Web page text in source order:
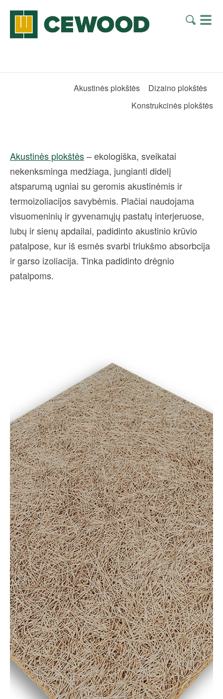
Akustinės plokštės
Dizaino plokštės
Konstrukcinės plokštės
Akustinės plokštės– ekologiška, sveikatai
nekenksminga medžiaga, jungianti didelį
atsparumą ugniai su geromis akustinėmis ir
termoizoliacijos savybėmis. Plačiai naudojama
visuomeninių ir gyvenamųjų pastatų interjeruose,
lubų ir sienų apdailai, padidinto akustinio krūvio
patalpose, kur iš esmės svarbi triukšmo absorbcija
ir garso izoliacija. Tinka padidinto drėgnio
patalpoms.